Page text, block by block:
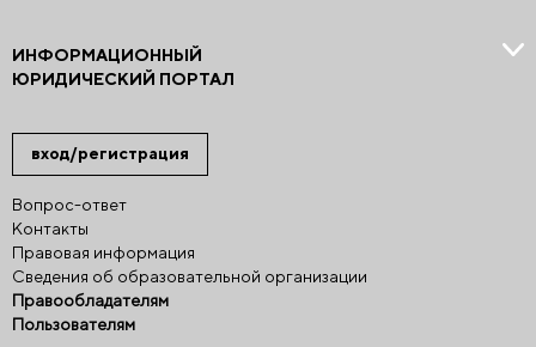
вход/регистрация
Вопрос-ответ
Контакты
Правовая информация
Сведения об образовательной организации
Правообладателям
Пользователям
ИНФОРМАЦИОННЫЙ
ЮРИДИЧЕСКИЙ ПОРТАЛ